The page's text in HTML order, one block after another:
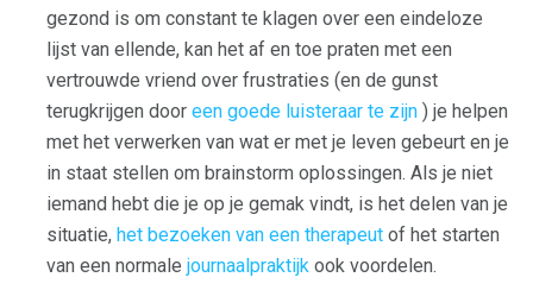
gezond is om constant te klagen over een eindeloze
lijst van ellende, kan het af en toe praten met een
vertrouwde vriend over frustraties (en de gunst
terugkrijgen door een goede luisteraar te zijn ) je helpen
met het verwerken van wat er met je leven gebeurt en je
in staat stellen om brainstorm oplossingen. Als je niet
iemand hebt die je op je gemak vindt, is het delen van je
situatie, het bezoeken van een therapeut of het starten
van een normale journaalpraktijk ook voordelen.